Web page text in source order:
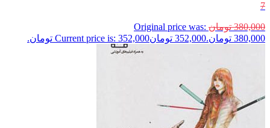
7
380,000 تومان Original price was:
380,000 تومان.
352,000 تومانCurrent price is: 352,000 تومان.